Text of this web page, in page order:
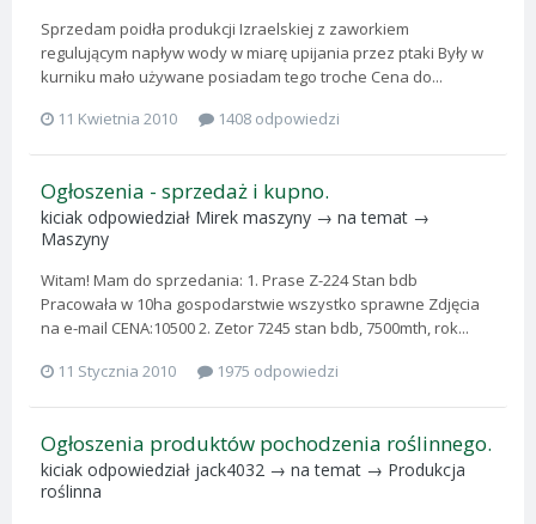
Sprzedam poidła produkcji Izraelskiej z zaworkiem
regulującym napływ wody w miarę upijania przez ptaki Były w
kurniku mało używane posiadam tego troche Cena do...
11 Kwietnia 2010
1408 odpowiedzi
Ogłoszenia - sprzedaż i kupno.
kiciak odpowiedział Mirek maszyny → na temat →
Maszyny
Witam! Mam do sprzedania: 1. Prase Z-224 Stan bdb
Pracowała w 10ha gospodarstwie wszystko sprawne Zdjęcia
na e-mail CENA:10500 2. Zetor 7245 stan bdb, 7500mth, rok...
11 Stycznia 2010
1975 odpowiedzi
Ogłoszenia produktów pochodzenia roślinnego.
kiciak odpowiedział jack4032 → na temat → Produkcja
roślinna